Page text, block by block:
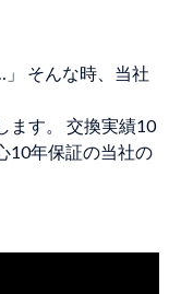
」 そんな時、当社
ます。 交換実績10
10年保証の当社の